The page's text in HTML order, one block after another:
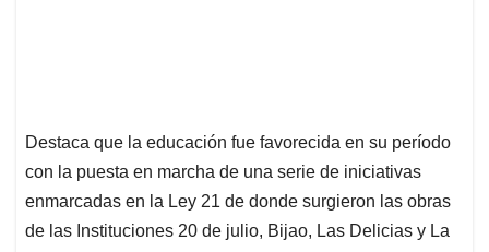
Destaca que la educación fue favorecida en su período
con la puesta en marcha de una serie de iniciativas
enmarcadas en la Ley 21 de donde surgieron las obras
de las Instituciones 20 de julio, Bijao, Las Delicias y La